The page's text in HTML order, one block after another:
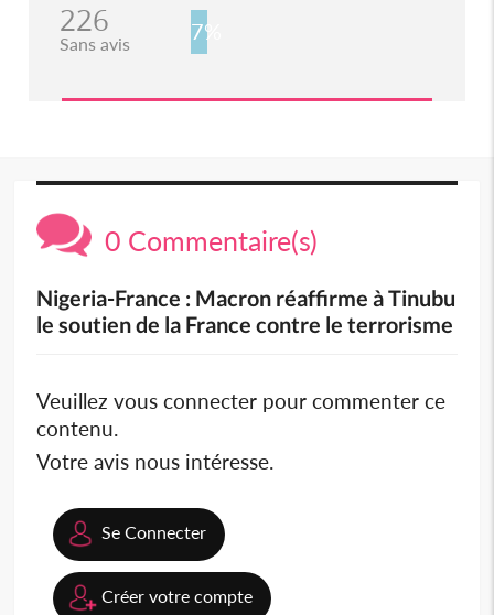
226
Sans avis 7%
0 Commentaire(s)
Nigeria-France : Macron réaffirme à Tinubu
le soutien de la France contre le terrorisme
Veuillez vous connecter pour commenter ce
contenu.
Votre avis nous intéresse.
Se Connecter
Créer votre compte